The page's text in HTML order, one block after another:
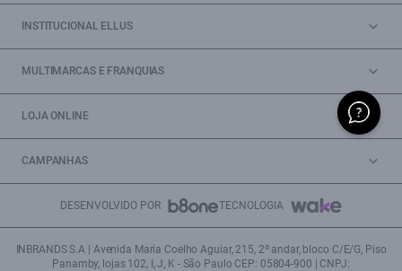
INSTITUCIONAL ELLUS
MULTIMARCAS E FRANQUIAS
LOJA ONLINE
CAMPANHAS
DESENVOLVIDO POR TECNOLOGIA
INBRANDS S.A | Avenida Maria Coelho Aguiar, 215, 2º andar, bloco C/E/G, Piso
Panamby, lojas 102, I, J, K - São Paulo CEP: 05804-900 | CNPJ: